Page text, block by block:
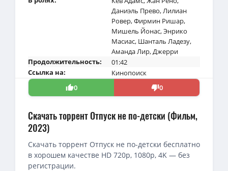
Даниэль Прево,Лилиан
Ровер,Фирмин Ришар,
Мишель Йонас,Энрико
Масиас, Шанталь Ладезу,
Аманда Лир,Джерри
Продолжительность:
01:42
Ссылка на:
Кинопоиск
0
0
Скачать торрент Отпуск не по-детски (Фильм,
2023)
Скачать торрент Отпуск не по-детски бесплатно
в хорошем качестве HD 720p, 1080p, 4K — без
регистрации.